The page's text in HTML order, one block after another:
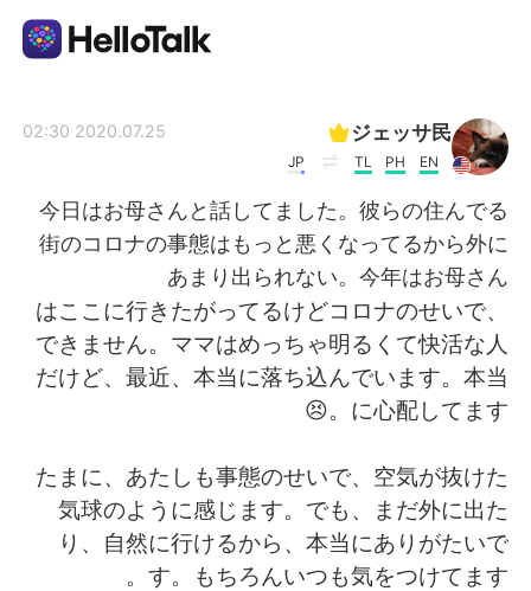
العربية
English 简体中文
Français Deutsch
日本語 한국어
ジェッサ民
EN
PH
TL
JP
2020.07.25 02:30
今日はお母さんと話してました。彼らの住んでる
街のコロナの事態はもっと悪くなってるから外に
あまり出られない。今年はお母さん
はここに行きたがってるけどコロナのせいで、
できません。ママはめっちゃ明るくて快活な人
だけど、最近、本当に落ち込んでいます。本当
に心配してます。😣
たまに、あたしも事態のせいで、空気が抜けた
気球のように感じます。でも、まだ外に出た
り、自然に行けるから、本当にありがたいで
す。もちろんいつも気をつけてます。